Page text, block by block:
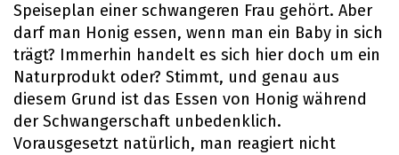
Speiseplan einer schwangeren Frau gehört. Aber
darf man Honig essen, wenn man ein Baby in sich
trägt? Immerhin handelt es sich hier doch um ein
Naturprodukt oder? Stimmt, und genau aus
diesem Grund ist das Essen von Honig während
der Schwangerschaft unbedenklich.
Vorausgesetzt natürlich, man reagiert nicht